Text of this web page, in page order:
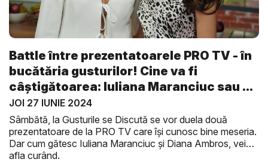
Battle între prezentatoarele PRO TV - în
bucătăria gusturilor! Cine va fi
câștigătoarea: Iuliana Maranciuc sau ...
JOI 27 IUNIE 2024
Sâmbătă, la Gusturile se Discută se vor duela două
prezentatoare de la PRO TV care își cunosc bine meseria.
Dar cum gătesc Iuliana Maranciuc și Diana Ambros, vei
afla curând.